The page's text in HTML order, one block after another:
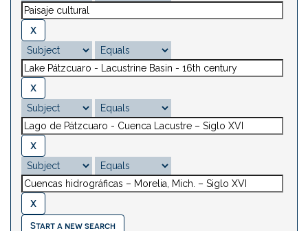
Start a new search